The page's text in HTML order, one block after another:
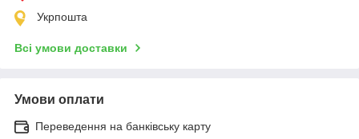
Укрпошта
Всі умови доставки
Умови оплати
Переведення на банківську карту